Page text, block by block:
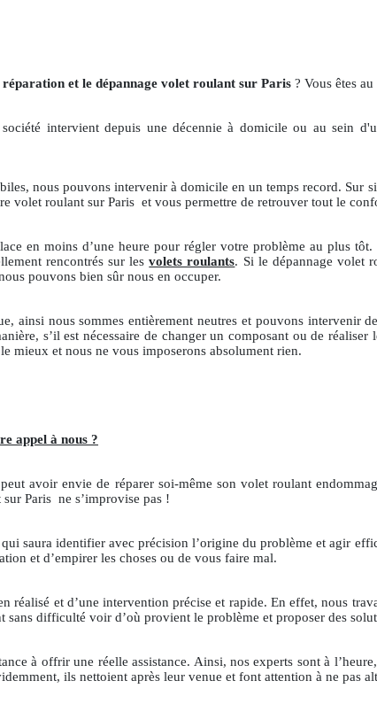
réparation et le dépannage volet roulant sur Paris ? Vous êtes
intervient depuis une décennie à domicile ou au sein
nous pouvons intervenir à domicile en un temps record. Sur
volet roulant sur Paris et vous permettre de retrouver tout le
en moins d’une heure pour régler votre problème au plus
rencontrés sur lesvolets roulants. Si le dépannage volet
pouvons bien sûr nous en occuper.
ainsi nous sommes entièrement neutres et pouvons intervenir
s’il est nécessaire de changer un composant ou de
mieux et nous ne vous imposerons absolument rien.
appel à nous ?
avoir envie de réparer soi-même son volet roulant
Paris ne s’improvise pas !
saura identifier avec précision l’origine du problème et agir
et d’empirer les choses ou de vous faire mal.
réalisé et d’une intervention précise et rapide. En effet, nous
sans difficulté voir d’où provient le problème et proposer des
à offrir une réelle assistance. Ainsi, nos experts sont à
ils nettoient après leur venue et font attention à ne pas